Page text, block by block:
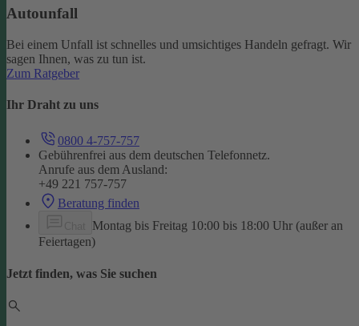
Autounfall
Bei einem Unfall ist schnelles und umsichtiges Handeln gefragt. Wir
sagen Ihnen, was zu tun ist.
Zum Ratgeber
Ihr Draht zu uns
0800 4-757-757
Gebührenfrei aus dem deutschen Telefonnetz.
Anrufe aus dem Ausland:
+49 221 757-757
Beratung finden
Montag bis Freitag 10:00 bis 18:00 Uhr (außer an
Feiertagen)
Jetzt finden, was Sie suchen